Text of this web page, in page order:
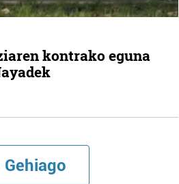
kontrako eguna
Gehiago